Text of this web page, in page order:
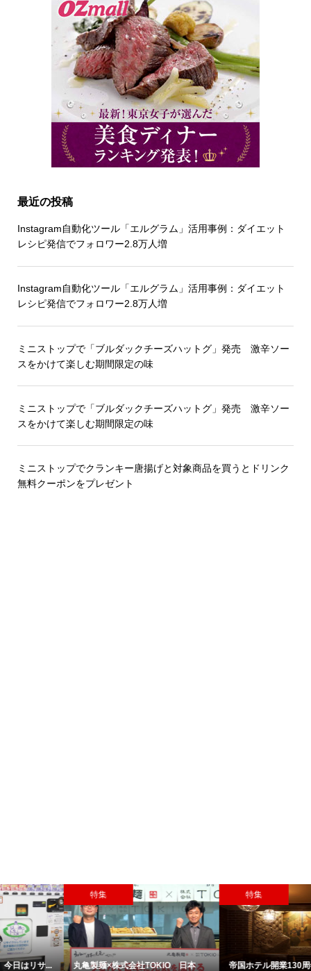
最近の投稿
Instagram自動化ツール「エルグラム」活用事例：ダイエット
レシピ発信でフォロワー2.8万人増
Instagram自動化ツール「エルグラム」活用事例：ダイエット
レシピ発信でフォロワー2.8万人増
ミニストップで「ブルダックチーズハットグ」発売 激辛ソー
スをかけて楽しむ期間限定の味
ミニストップで「ブルダックチーズハットグ」発売 激辛ソー
スをかけて楽しむ期間限定の味
ミニストップでクランキー唐揚げと対象商品を買うとドリンク
無料クーポンをプレゼント
特集
帝国ホテル開業130周年『帝国ホ
PR
無料体験レッスン有